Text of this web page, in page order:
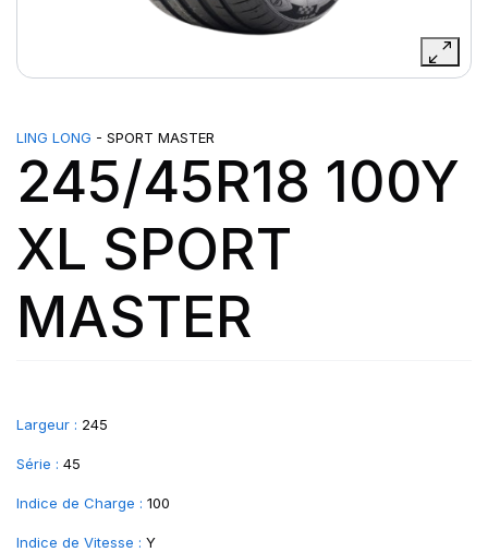
LING LONG - SPORT MASTER
245/45R18 100Y
XL SPORT
MASTER
Largeur : 245
Série : 45
Indice de Charge : 100
Indice de Vitesse : Y